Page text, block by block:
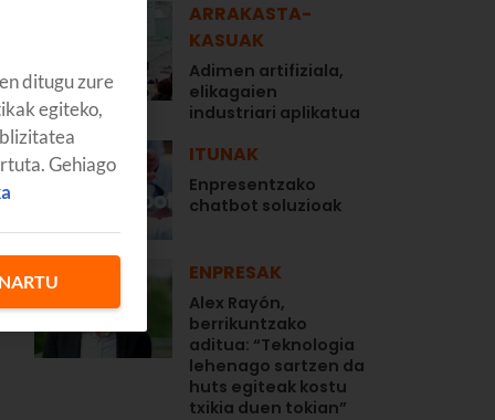
ARRAKASTA-
KASUAK
Adimen artifiziala,
elikagaien
industriari aplikatua
ITUNAK
Enpresentzako
chatbot soluzioak
ENPRESAK
Alex Rayón,
berrikuntzako
aditua: “Teknologia
lehenago sartzen da
huts egiteak kostu
txikia duen tokian”
ditugu zure
egiteko,
Gehiago